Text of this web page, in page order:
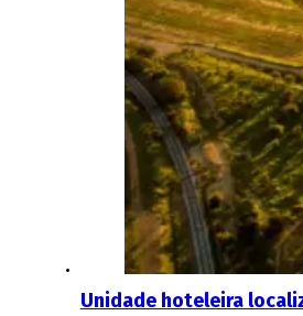
Unidade hoteleira